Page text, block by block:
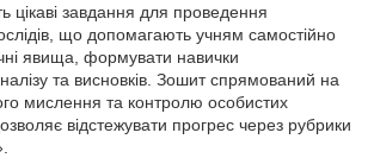
цікаві завдання для проведення
що допомагають учням самостійно
явища, формувати навички
та висновків. Зошит спрямований на
мислення та контролю особистих
відстежувати прогрес через рубрики